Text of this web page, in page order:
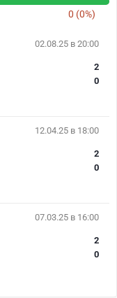
0 (0%)
02.08.25 в 20:00
2
0
12.04.25 в 18:00
2
0
07.03.25 в 16:00
2
0